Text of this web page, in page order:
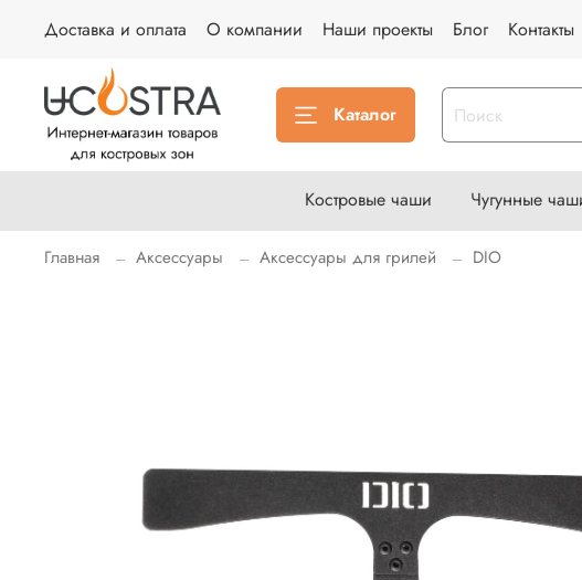
Доставка и оплата О компании Наши проекты Блог Контакты
Каталог
Костровые чаши Чугунные
Главная Аксессуары Аксессуары для грилей DIO